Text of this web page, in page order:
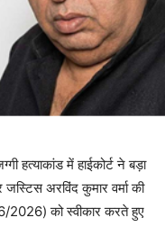
हत्याकांड में हाईकोर्ट ने बड़ा
अरविंद कुमार वर्मा की
2026) को स्वीकार करते हुए